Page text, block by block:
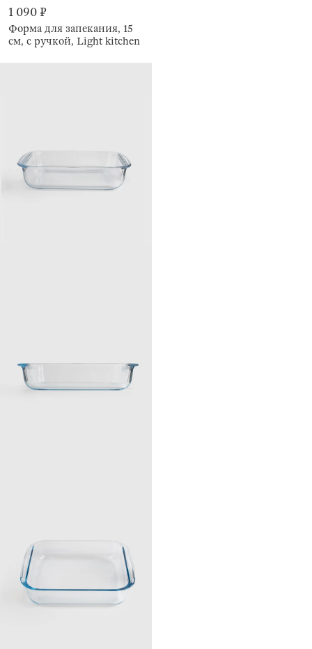
1 090 ₽
Форма для запекания, 15
см, с ручкой, Light kitchen